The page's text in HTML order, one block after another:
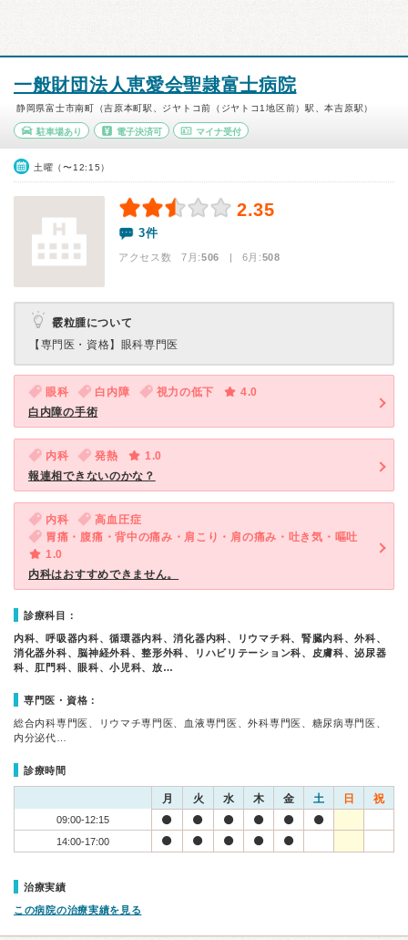
一般財団法人恵愛会聖隷富士病院
静岡県富士市南町（吉原本町駅、ジヤトコ前（ジヤトコ1地区前）駅、本吉原駅）
駐車場あり 電子決済可 マイナ受付
土曜（〜12:15）
2.35
3件
アクセス数 7月:506 | 6月:508
霰粒腫について
【専門医・資格】 眼科専門医
眼科 白内障 視力の低下
4.0
白内障の手術
内科 発熱
1.0
報連相できないのかな？
内科
高血圧症
胃痛・腹痛・背中の痛み・肩こり・肩の痛み・吐き気・嘔吐
1.0
内科はおすすめできません。
診療科目：
内科、呼吸器内科、循環器内科、消化器内科、リウマチ科、腎臓内科、外科、
消化器外科、脳神経外科、整形外科、リハビリテーション科、皮膚科、泌尿器
科、肛門科、眼科、小児科、放…
専門医・資格：
総合内科専門医、リウマチ専門医、血液専門医、外科専門医、糖尿病専門医、
内分泌代…
診療時間
月 火 水 木 金 土 日 祝
09:00-12:15
14:00-17:00
治療実績
この病院の治療実績を見る